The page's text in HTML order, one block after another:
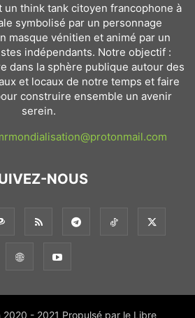
un think tank citoyen francophone à
symbolisé par un personnage
masque vénitien et animé par un
indépendants. Notre objectif :
dans la sphère publique autour des
et locaux de notre temps et faire
construire ensemble un avenir
serein.
NOUS
2020 - 2021 Propulsé par le Libre